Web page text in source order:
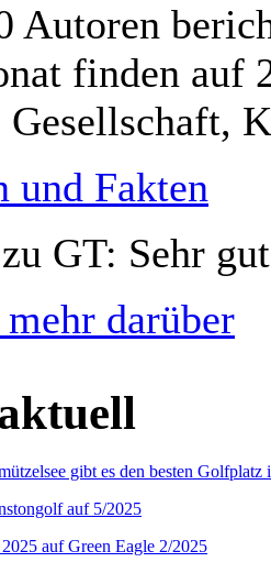
Autoren
finden auf
und Fakten
GT: Sehr
darüber
gibt es den besten
auf 5/2025
auf Green Eagle 2/2025